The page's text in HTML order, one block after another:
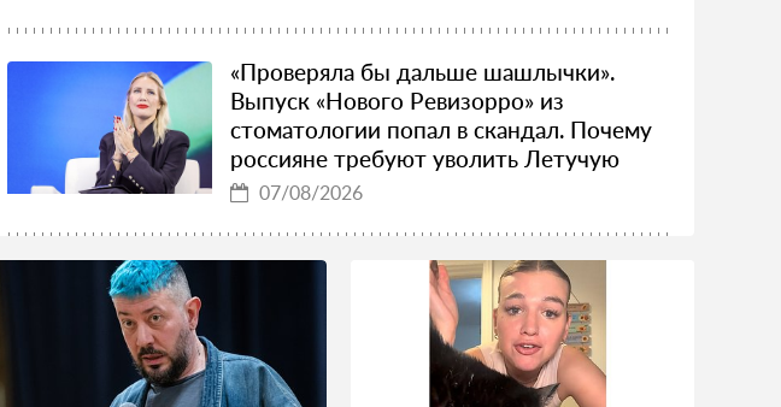
«Проверяла бы дальше шашлычки».
Выпуск «Нового Ревизорро» из
стоматологии попал в скандал. Почему
россияне требуют уволить Летучую
07/08/2026